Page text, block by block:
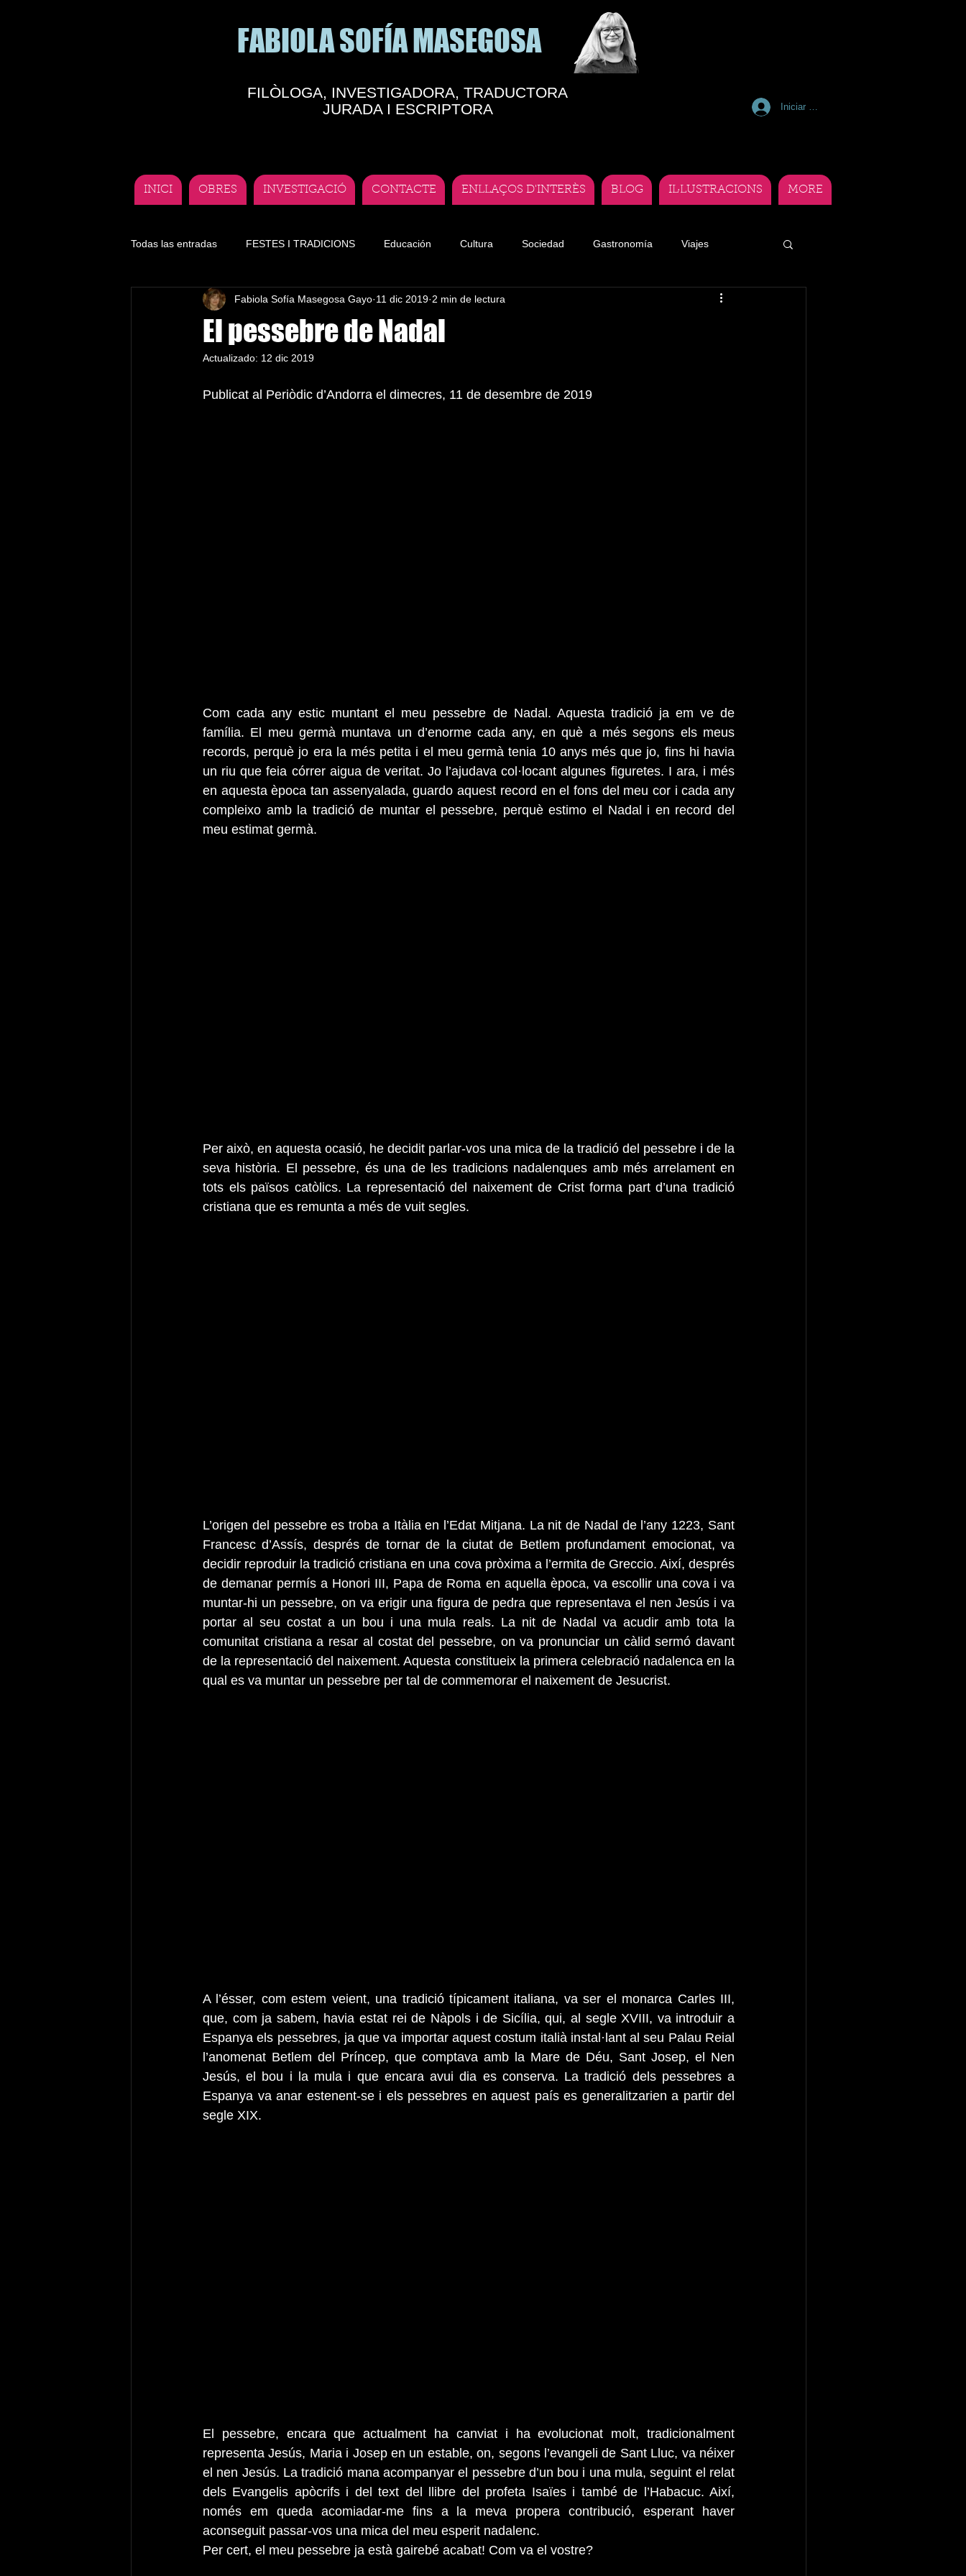
FABIOLA SOFÍA MASEGOSA
FILÒLOGA, INVESTIGADORA, TRADUCTORA
JURADA I ESCRIPTORA
Iniciar sesión
INICI OBRES INVESTIGACIÓ CONTACTE ENLLAÇOS D'INTERÈS BLOG IL·LUSTRACIONS MORE
Todas las entradas FESTES I TRADICIONS Educación Cultura Sociedad Gastronomía Viajes
Literatura Lengua Deporte Teatro andorrano
El pessebre de Nadal
Fabiola Sofía Masegosa Gayo 11 dic 2019 2 min de lectura
Actualizado: 12 dic 2019
Publicat al Periòdic d’Andorra el dimecres, 11 de desembre de 2019
Com cada any estic muntant el meu pessebre de Nadal. Aquesta tradició ja em ve de
família. El meu germà muntava un d’enorme cada any, en què a més segons els meus
records, perquè jo era la més petita i el meu germà tenia 10 anys més que jo, fins hi havia
un riu que feia córrer aigua de veritat. Jo l’ajudava col·locant algunes figuretes. I ara, i més
en aquesta època tan assenyalada, guardo aquest record en el fons del meu cor i cada any
compleixo amb la tradició de muntar el pessebre, perquè estimo el Nadal i en record del
meu estimat germà.
Per això, en aquesta ocasió, he decidit parlar-vos una mica de la tradició del pessebre i de la
seva història. El pessebre, és una de les tradicions nadalenques amb més arrelament en
tots els països catòlics. La representació del naixement de Crist forma part d’una tradició
cristiana que es remunta a més de vuit segles.
L’origen del pessebre es troba a Itàlia en l’Edat Mitjana. La nit de Nadal de l’any 1223, Sant
Francesc d’Assís, després de tornar de la ciutat de Betlem profundament emocionat, va
decidir reproduir la tradició cristiana en una cova pròxima a l’ermita de Greccio. Així, després
de demanar permís a Honori III, Papa de Roma en aquella època, va escollir una cova i va
muntar-hi un pessebre, on va erigir una figura de pedra que representava el nen Jesús i va
portar al seu costat a un bou i una mula reals. La nit de Nadal va acudir amb tota la
comunitat cristiana a resar al costat del pessebre, on va pronunciar un càlid sermó davant
de la representació del naixement. Aquesta constitueix la primera celebració nadalenca en la
qual es va muntar un pessebre per tal de commemorar el naixement de Jesucrist.
A l’ésser, com estem veient, una tradició típicament italiana, va ser el monarca Carles III,
que, com ja sabem, havia estat rei de Nàpols i de Sicília, qui, al segle XVIII, va introduir a
Espanya els pessebres, ja que va importar aquest costum italià instal·lant al seu Palau Reial
l’anomenat Betlem del Príncep, que comptava amb la Mare de Déu, Sant Josep, el Nen
Jesús, el bou i la mula i que encara avui dia es conserva. La tradició dels pessebres a
Espanya va anar estenent-se i els pessebres en aquest país es generalitzarien a partir del
segle XIX.
El pessebre, encara que actualment ha canviat i ha evolucionat molt, tradicionalment
representa Jesús, Maria i Josep en un estable, on, segons l’evangeli de Sant Lluc, va néixer
el nen Jesús. La tradició mana acompanyar el pessebre d’un bou i una mula, seguint el relat
dels Evangelis apòcrifs i del text del llibre del profeta Isaïes i també de l’Habacuc. Així,
només em queda acomiadar-me fins a la meva propera contribució, esperant haver
aconseguit passar-vos una mica del meu esperit nadalenc.
Per cert, el meu pessebre ja està gairebé acabat! Com va el vostre?